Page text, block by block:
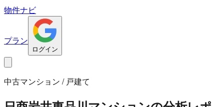
物件ナビ
プラン
ログイン
中古マンション / 戸建て